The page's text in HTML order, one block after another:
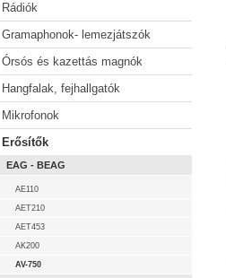
Rádiók
Gramaphonok- lemezjátszók
Órsós és kazettás magnók
Hangfalak, fejhallgatók
Mikrofonok
Erősítők
EAG - BEAG
AE110
AET210
AET453
AK200
AV-750